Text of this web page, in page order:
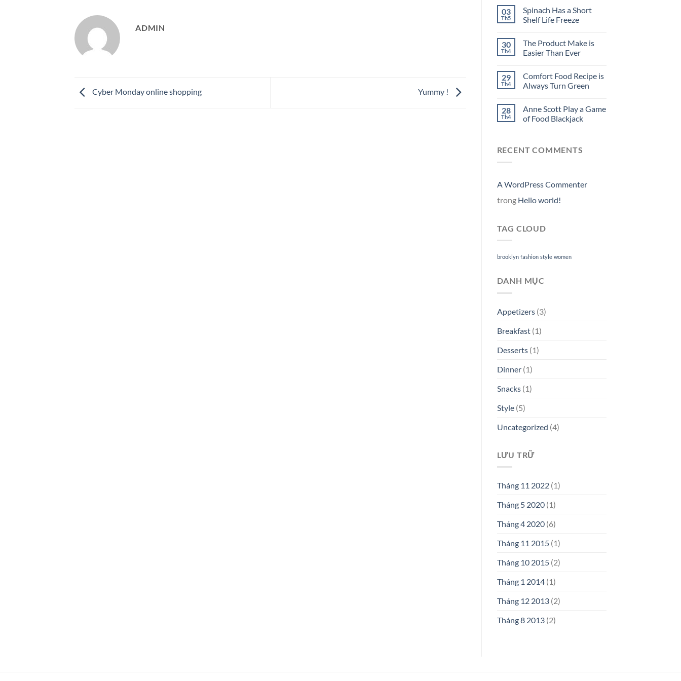
ADMIN
Cyber Monday online shopping Yummy !
03
Th5
Spinach Has a Short
Shelf Life Freeze
30
Th4
The Product Make is
Easier Than Ever
29
Th4
Comfort Food Recipe is
Always Turn Green
28
Th4
Anne Scott Play a Game
of Food Blackjack
RECENT COMMENTS
A WordPress Commenter
trong Hello world!
TAG CLOUD
brooklyn fashion style women
DANH MỤC
Appetizers(3)
Breakfast(1)
Desserts(1)
Dinner(1)
Snacks(1)
Style(5)
Uncategorized (4)
LƯU TRỮ
Tháng 11 2022(1)
Tháng 5 2020(1)
Tháng 4 2020(6)
Tháng 11 2015(1)
Tháng 10 2015(2)
Tháng 1 2014(1)
Tháng 12 2013(2)
Tháng 8 2013(2)